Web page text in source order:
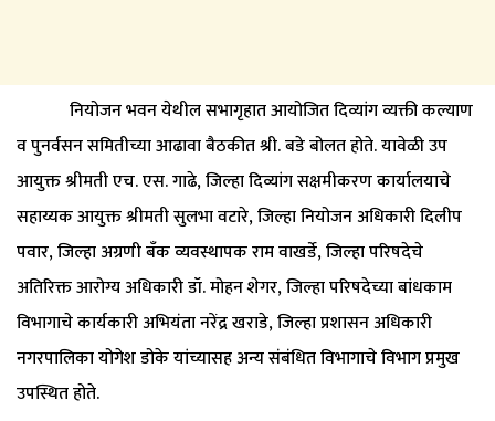
नियोजन भवन येथील सभागृहात आयोजित दिव्यांग व्यक्ती कल्याण
व पुनर्वसन समितीच्या आढावा बैठकीत श्री. बडे बोलत होते. यावेळी उप
आयुक्त श्रीमती एच. एस. गाढे, जिल्हा दिव्यांग सक्षमीकरण कार्यालयाचे
सहाय्यक आयुक्त श्रीमती सुलभा वटारे, जिल्हा नियोजन अधिकारी दिलीप
पवार, जिल्हा अग्रणी बँक व्यवस्थापक राम वाखर्डे, जिल्हा परिषदेचे
अतिरिक्त आरोग्य अधिकारी डॉ. मोहन शेगर, जिल्हा परिषदेच्या बांधकाम
विभागाचे कार्यकारी अभियंता नरेंद्र खराडे, जिल्हा प्रशासन अधिकारी
नगरपालिका योगेश डोके यांच्यासह अन्य संबंधित विभागाचे विभाग प्रमुख
उपस्थित होते.